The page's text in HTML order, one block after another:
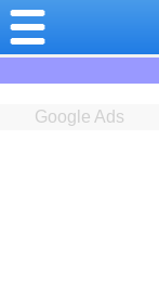
Google Ads